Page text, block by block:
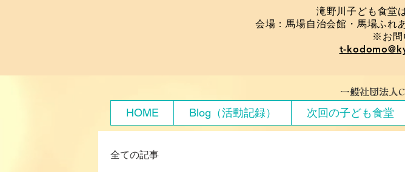
滝野川子ども食堂
会場：馬場自治会館・馬場ふれ
※お問
t-
一般社団法人
HOME Blog（活動記録） 次回の子ども食堂
全ての記事